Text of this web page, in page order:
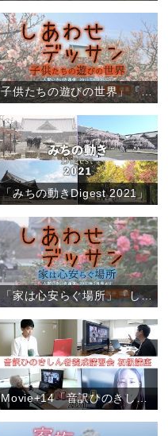
子供たちの遊びの世界」『しあわせデッサン』（5）
「みちの動きDigest 2021」
「家は心安らぐ場所」『しあわせデッサン』（2）
Movie+14「音訳ひのきしん者養成講習会 初級講座（オンライン）」